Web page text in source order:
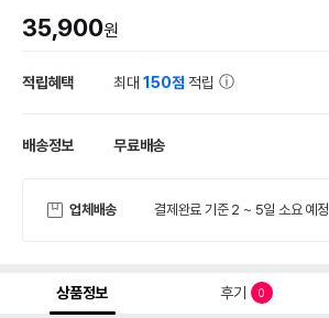
35,900원
적립혜택 최대150점 적립
배송정보 무료배송
업체배송 결제완료 기준 2 ~ 5일 소요 예정
상품정보 후기 0